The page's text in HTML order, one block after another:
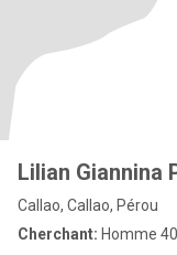
Lilian Giannina
Callao, Callao, Pérou
Cherchant: Homme